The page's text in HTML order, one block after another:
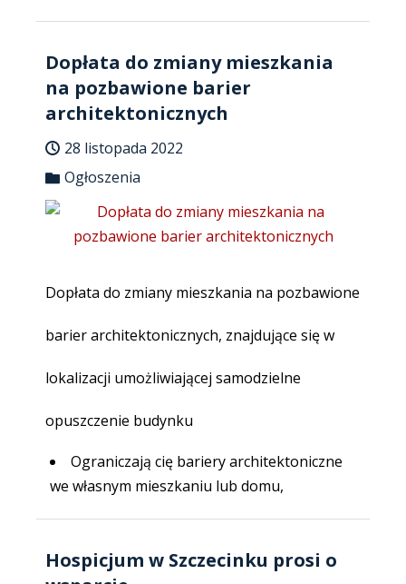
Dopłata do zmiany mieszkania
na pozbawione barier
architektonicznych
28 listopada 2022
Ogłoszenia
Dopłata do zmiany mieszkania na pozbawione
barier architektonicznych, znajdujące się w
lokalizacji umożliwiającej samodzielne
opuszczenie budynku
Ograniczają cię bariery architektoniczne
we własnym mieszkaniu lub domu,
Hospicjum w Szczecinku prosi o